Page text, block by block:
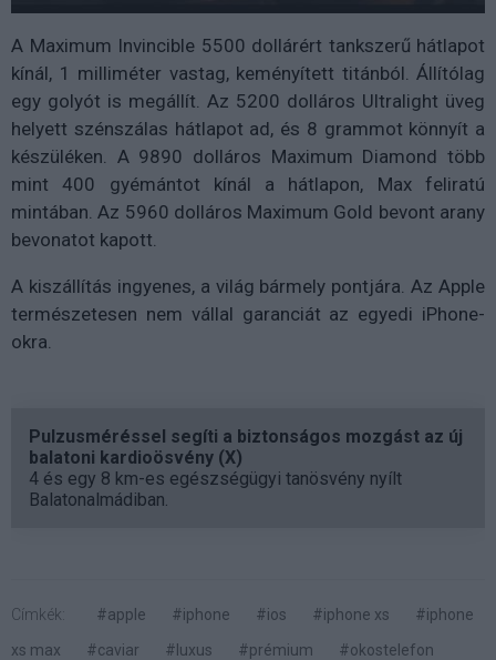
A Maximum Invincible 5500 dollárért tankszerű hátlapot
kínál, 1 milliméter vastag, keményített titánból. Állítólag
egy golyót is megállít. Az 5200 dolláros Ultralight üveg
helyett szénszálas hátlapot ad, és 8 grammot könnyít a
készüléken. A 9890 dolláros Maximum Diamond több
mint 400 gyémántot kínál a hátlapon, Max feliratú
mintában. Az 5960 dolláros Maximum Gold bevont arany
bevonatot kapott.
A kiszállítás ingyenes, a világ bármely pontjára. Az Apple
természetesen nem vállal garanciát az egyedi iPhone-
okra.
Pulzusméréssel segíti a biztonságos mozgást az új
balatoni kardioösvény (X)
4 és egy 8 km-es egészségügyi tanösvény nyílt
Balatonalmádiban.
Címkék: #apple #iphone #ios #iphone xs
#iphone
xs max
#caviar #luxus #prémium #okostelefon